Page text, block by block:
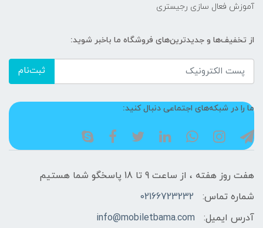
آموزش فعال سازی رجیستری
از تخفیف‌ها و جدیدترین‌های فروشگاه ما باخبر شوید:
ثبت‌نام
ما را در شبکه‌های اجتماعی دنبال کنید:
هفت روز هفته ، از ساعت 9 تا 18 پاسخگو شما هستیم
شماره تماس:
02166723232
آدرس ایمیل:
info@mobiletbama.com